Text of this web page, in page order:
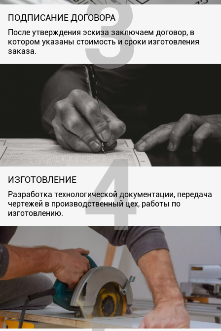
ПОДПИСАНИЕ ДОГОВОРА
После утверждения эскиза заключаем договор, в
котором указаны стоимость и сроки изготовления
заказа.
ИЗГОТОВЛЕНИЕ
Разработка технологической документации, передача
чертежей в производственный цех, работы по
изготовлению.